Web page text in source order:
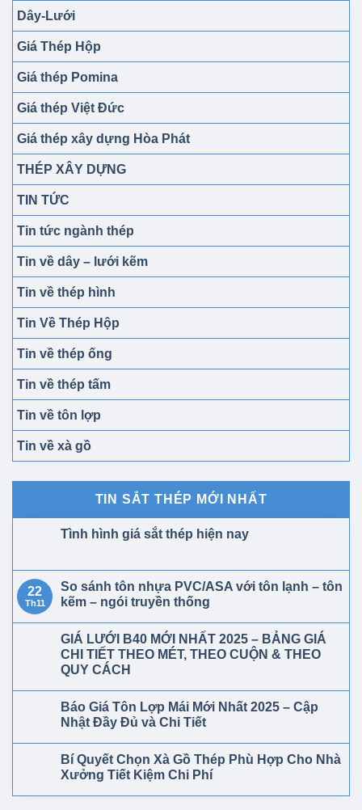
Dây-Lưới
Giá Thép Hộp
Giá thép Pomina
Giá thép Việt Đức
Giá thép xây dựng Hòa Phát
THÉP XÂY DỰNG
TIN TỨC
Tin tức ngành thép
Tin về dây – lưới kẽm
Tin về thép hình
Tin Về Thép Hộp
Tin về thép ống
Tin về thép tấm
Tin về tôn lợp
Tin về xà gồ
TIN SẮT THÉP MỚI NHẤT
Tình hình giá sắt thép hiện nay
22
Th11
So sánh tôn nhựa PVC/ASA với tôn lạnh – tôn
kẽm – ngói truyền thống
GIÁ LƯỚI B40 MỚI NHẤT 2025 – BẢNG GIÁ
CHI TIẾT THEO MÉT, THEO CUỘN & THEO
QUY CÁCH
Báo Giá Tôn Lợp Mái Mới Nhất 2025 – Cập
Nhật Đầy Đủ và Chi Tiết
Bí Quyết Chọn Xà Gồ Thép Phù Hợp Cho Nhà
Xưởng Tiết Kiệm Chi Phí